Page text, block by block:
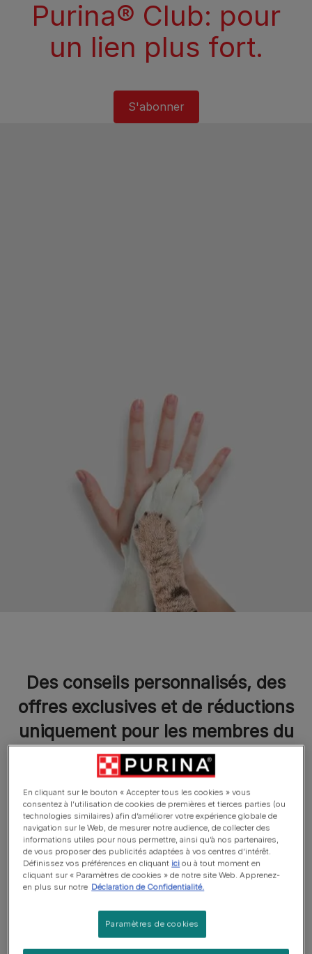
Purina® Club: pour
un lien plus fort.
S'abonner
Des conseils personnalisés, des
offres exclusives et de réductions
uniquement pour les membres du
Club Purina.
Articles
En cliquant sur le bouton « Accepter tous les cookies » vous
consentez à l’utilisation de cookies de premières et tierces parties (ou
technologies similaires) afin d’améliorer votre expérience globale de
navigation sur le Web, de mesurer notre audience, de collecter des
informations utiles pour nous permettre, ainsi qu’à nos partenaires,
de vous proposer des publicités adaptées à vos centres d’intérêt.
Définissez vos préférences en cliquant ici ou à tout moment en
cliquant sur « Paramètres de cookies » de notre site Web. Apprenez-
en plus sur notre Déclaration de Confidentialité.
Paramètres de cookies